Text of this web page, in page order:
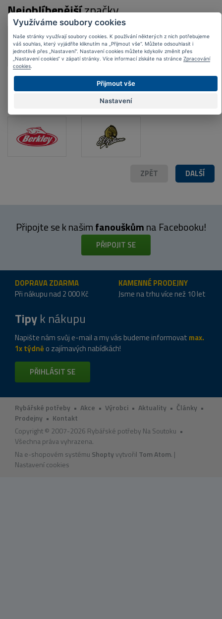
Nejoblíbenějšíznačky
DALŠÍ
ZPĚT
Připojte se k našimfanouškůmna Facebooku!
PŘIPOJIT SE
DOPRAVA ZDARMA
Při nákupu nad 2 000 Kč
KAMENNÉ PRODEJNY
Jsme na trhu více než 10 let
Tipyk nákupu
Napište nám svůj e-mail a my vás budeme informovat max.
1x týdně o zajímavých nabídkách!
PŘIHLÁSIT SE
Rybářské potřeby • Akce • Výrobci • Aktuality • Články •
Prodejny • Kontakt
Copyright © 2007-2026 Rybářské potřeby Na Soutoku •
Všechna práva vyhrazena.
Na e-shopovém systému Shoptyvytvořil Tom Atom. |
Nastavení cookies
Využíváme soubory cookies
Naše stránky využívají soubory cookies. K používání některých z nich potřebujeme
váš souhlas, který vyjádříte kliknutím na „Přijmout vše“. Můžete odsouhlasit i
jednotlivě přes „Nastavení“. Nastavení cookies můžete kdykoliv změnit přes
„Nastavení cookies“ v zápatí stránky. Více informací získáte na stránce Zpracování
cookies
Přijmout vše
Nastavení